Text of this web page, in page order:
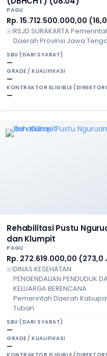
PAGU
Rp. 15.712.500.000,00
RSJD SURAKARTA
Daerah Provinsi Jawa
SBU (DARI SYARAT)
—
GRADE / KUALIFIKASI
—
KONTRAKTOR ELIGIBLE
—
Rehabilitasi Pustu
dan Klumpit
PAGU
Rp. 272.619.000,00 (273,0
DINAS KESEHATAN
PENGENDALIAN PENDUDUK
KELUARGA BERENCANA
Pemerintah Daerah
Tuban
SBU (DARI SYARAT)
—
GRADE / KUALIFIKASI
—
KONTRAKTOR ELIGIBLE